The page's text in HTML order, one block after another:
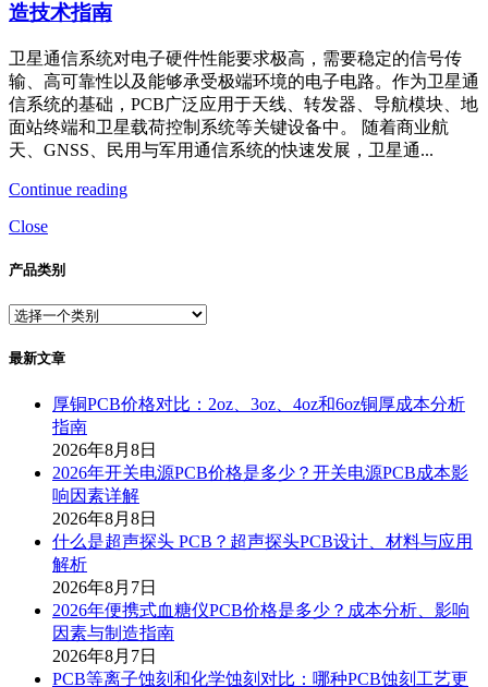
造技术指南
卫星通信系统对电子硬件性能要求极高，需要稳定的信号传
输、高可靠性以及能够承受极端环境的电子电路。作为卫星通
信系统的基础，PCB广泛应用于天线、转发器、导航模块、地
面站终端和卫星载荷控制系统等关键设备中。 随着商业航
天、GNSS、民用与军用通信系统的快速发展，卫星通...
Continue reading
Close
产品类别
最新文章
厚铜PCB价格对比：2oz、3oz、4oz和6oz铜厚成本分析
指南
2026年8月8日
2026年开关电源PCB价格是多少？开关电源PCB成本影
响因素详解
2026年8月8日
什么是超声探头 PCB？超声探头PCB设计、材料与应用
解析
2026年8月7日
2026年便携式血糖仪PCB价格是多少？成本分析、影响
因素与制造指南
2026年8月7日
PCB等离子蚀刻和化学蚀刻对比：哪种PCB蚀刻工艺更